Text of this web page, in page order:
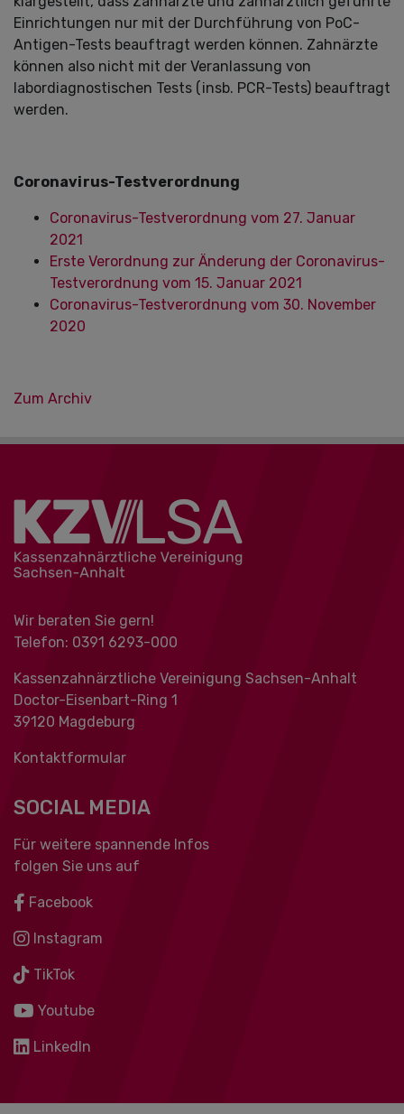
Einrichtungen nur mit der Durchführung von PoC-
Antigen-Tests beauftragt werden können. Zahnärzte
können also nicht mit der Veranlassung von
labordiagnostischen Tests (insb. PCR-Tests) beauftragt
werden.
Coronavirus-Testverordnung
Coronavirus-Testverordnung vom 27. Januar
2021
Erste Verordnung zur Änderung der Coronavirus-
Testverordnung vom 15. Januar 2021
Coronavirus-Testverordnung vom 30. November
2020
Zum Archiv
Wir beraten Sie gern!
Telefon: 0391 ‍6293-000
Kassenzahnärztliche Vereinigung Sachsen-Anhalt
Doctor-Eisenbart-Ring 1
39120 Magdeburg
Kontaktformular
SOCIAL MEDIA
Für weitere spannende Infos
folgen Sie uns auf
Facebook
Instagram
TikTok
Youtube
LinkedIn